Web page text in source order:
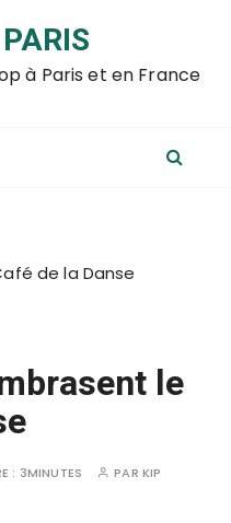
à Paris et en France
de la Danse
le
: 3MINUTES PAR KIP